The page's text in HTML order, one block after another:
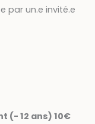
par un.e invité.e
(- 12 ans) 10€